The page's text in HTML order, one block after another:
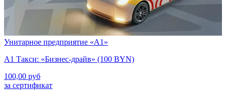
Унитарное предприятие «А1»
А1 Такси: «Бизнес-драйв» (100 BYN)
100,00 руб
за сертификат